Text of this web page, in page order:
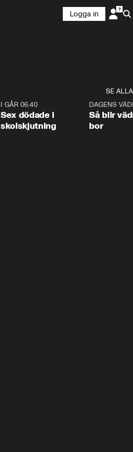
Logga in
SE ALLA
I GÅR 06:40
Sex dödade i
skolskjutning
DAGENS
Så blir
bor